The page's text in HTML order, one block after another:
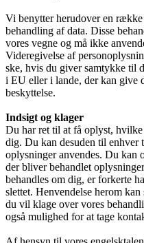
Vi benytter herudover en
behandling af data. Disse
vores vegne og må ikke
Videregivelse af
ske, hvis du giver samtykke til
i EU eller i lande, der kan give
beskyttelse.
Indsigt og klager
Du har ret til at få oplyst,
dig. Du kan desuden til enhver
oplysninger anvendes. Du kan
der bliver behandlet
behandles om dig, er forkerte
slettet. Henvendelse herom
du vil klage over vores
også mulighed for at tage